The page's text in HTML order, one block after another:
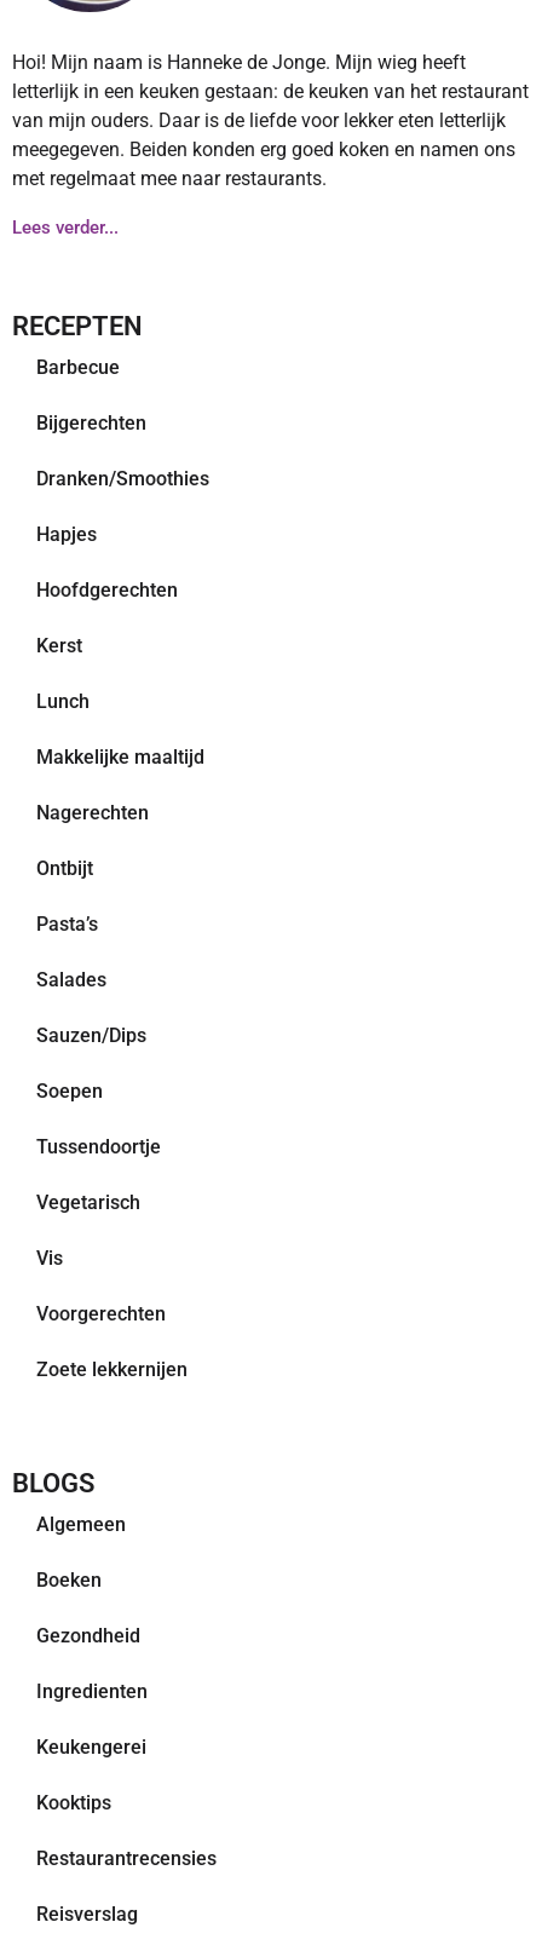
Hoi! Mijn naam is Hanneke de Jonge. Mijn wieg heeft
letterlijk in een keuken gestaan: de keuken van het restaurant
van mijn ouders. Daar is de liefde voor lekker eten letterlijk
meegegeven. Beiden konden erg goed koken en namen ons
met regelmaat mee naar restaurants.
Lees verder...
RECEPTEN
Barbecue
Bijgerechten
Dranken/Smoothies
Hapjes
Hoofdgerechten
Kerst
Lunch
Makkelijke maaltijd
Nagerechten
Ontbijt
Pasta’s
Salades
Sauzen/Dips
Soepen
Tussendoortje
Vegetarisch
Vis
Voorgerechten
Zoete lekkernijen
BLOGS
Algemeen
Boeken
Gezondheid
Ingredienten
Keukengerei
Kooktips
Restaurantrecensies
Reisverslag